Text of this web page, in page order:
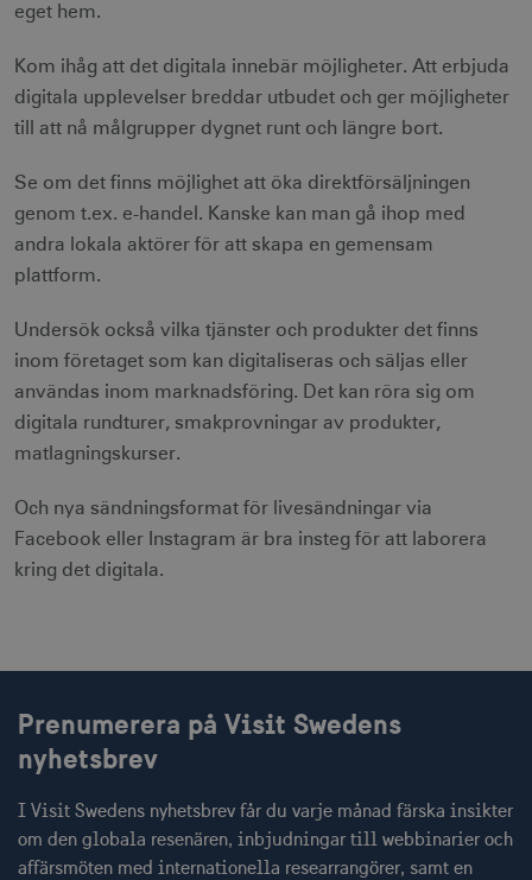
eget hem.
Kom ihåg att det digitala innebär möjligheter. Att erbjuda
digitala upplevelser breddar utbudet och ger möjligheter
till att nå målgrupper dygnet runt och längre bort.
Se om det finns möjlighet att öka direktförsäljningen
genom t.ex. e-handel. Kanske kan man gå ihop med
andra lokala aktörer för att skapa en gemensam
plattform.
Undersök också vilka tjänster och produkter det finns
inom företaget som kan digitaliseras och säljas eller
användas inom marknadsföring. Det kan röra sig om
digitala rundturer, smakprovningar av produkter,
matlagningskurser.
Och nya sändningsformat för livesändningar via
Facebook eller Instagram är bra insteg för att laborera
kring det digitala.
Prenumerera på Visit Swedens
nyhetsbrev
I Visit Swedens nyhetsbrev får du varje månad färska insikter
om den globala resenären, inbjudningar till webbinarier och
affärsmöten med internationella researrangörer, samt en